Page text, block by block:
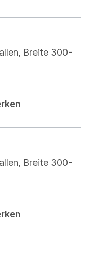
Breite 300-
Breite 300-